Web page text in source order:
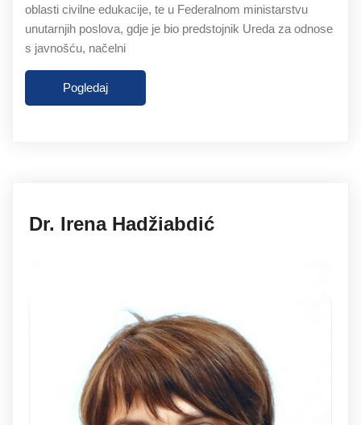
oblasti civilne edukacije, te u Federalnom ministarstvu
unutarnjih poslova, gdje je bio predstojnik Ureda za odnose
s javnošću, načelni
Pogledaj
Dr. Irena Hadžiabdić